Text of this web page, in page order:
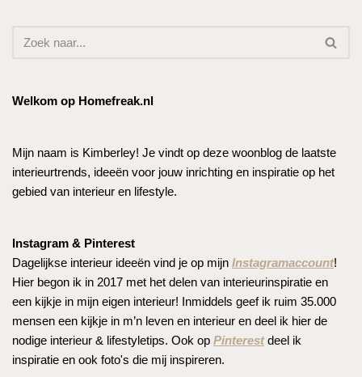
Welkom op Homefreak.nl
Mijn naam is Kimberley! Je vindt op deze woonblog de laatste
interieurtrends, ideeën voor jouw inrichting en inspiratie op het
gebied van interieur en lifestyle.
Instagram & Pinterest
Dagelijkse interieur ideeën vind je op mijn Instagramaccount!
Hier begon ik in 2017 met het delen van interieurinspiratie en
een kijkje in mijn eigen interieur! Inmiddels geef ik ruim 35.000
mensen een kijkje in m’n leven en interieur en deel ik hier de
nodige interieur & lifestyletips. Ook op Pinterestdeel ik
inspiratie en ook foto's die mij inspireren.